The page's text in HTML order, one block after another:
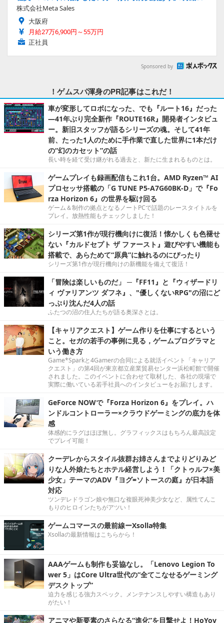
株式会社Meta Sales
大阪府
月給27万6,900円～55万円
正社員
Sponsored by
！ゲムスパ渾身のPR記事はこれだ！
車が変形してロボになった、でも『ルート16』だった
―41年ぶり完全新作『ROUTE16R』開発者インタビュ
ー。新旧スタッフが語るシリーズの魂。そして41年
前、たった1人のために手作業で直した世界に1本だけ
の“幻のカセット”の話
長い時を経て受け継がれる過去と、新たに生まれるものとは。
ゲームプレイも録画配信もこれ1台。AMD Ryzen™ AI
プロセッサ搭載の「G TUNE P5-A7G60BK-D」で『Fo
rza Horizon 6』の世界を駆け回る
ゲーム＆制作の拠点となるノートPCで話題のレースタイトルを
プレイ。放熱性能もチェックしました！
シリーズ第1作が現行機向けに復活！懐かしくも色褪せ
ない『カルドセプト ザ ファースト』遊びやすい機能も
搭載で、あらためて“原典”に触れるのにぴったり
シリーズ第1作が現行機向けの新機能を備えて復活！
「冒険は楽しいものだ」 ─『FF11』と『ウィザードリ
ィ ヴァリアンツ ダフネ』、"優しくないRPG"の沼にど
っぷり沈んだ4人の話
ふたつの沼の住人たちが語る奥深さとは。
【キャリアクエスト】ゲーム作りを仕事にするという
こと。セガの若手の事例に見る，ゲームプログラマと
いう働き方
Game*Sparkと4Gamerの合同による就活イベント「キャリア
クエスト」の第4回が東京都立産業貿易センター浜松町館で開催
されました。このイベントに合わせて取材した、各社の現場で
実際に働いている若手社員へのインタビューをお届けします。
GeForce NOWで『Forza Horizon 6』をプレイ。ハ
ンドルコントローラー×クラウドゲーミングの底力を体
感
体感的にラグはほぼ無し。グラフィックスはもちろん最高設定
でプレイ可能！
クーデレからスタイル抜群お姉さんまでよりどりみど
りな人外娘たちとホテル経営しよう！「クトゥルフ×美
少女」テーマのADV『ヨグ=ソトースの庭』が日本語
対応
ツンデレドラゴン娘や無口な複眼死神美少女など、属性てんこ
もりのヒロインたちがアツい！
ゲームコマースの最前線ーXsolla特集
Xsollaの最新情報はこちらから！
AAAゲームも制作も妥協なし。「Lenovo Legion To
wer 5」はCore Ultra世代の“全てこなせるゲーミング
デスクトップ”
迫力を感じる強力スペック。メンテナンスしやすい構造もあり
がたい！
アニマや新要素のさらなる“進化”を目撃せよ！HoYov